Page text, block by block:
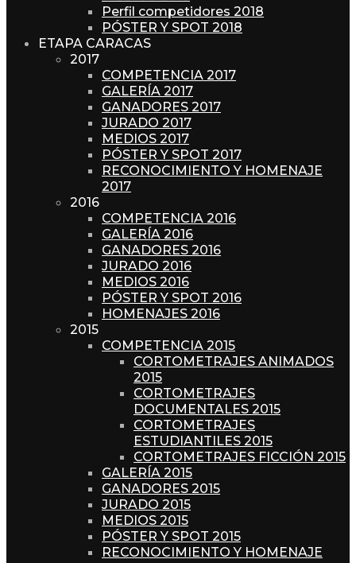
Perfil competidores 2018
PÓSTER Y SPOT 2018
ETAPA CARACAS
2017
COMPETENCIA 2017
GALERÍA 2017
GANADORES 2017
JURADO 2017
MEDIOS 2017
PÓSTER Y SPOT 2017
RECONOCIMIENTO Y HOMENAJE
2017
2016
COMPETENCIA 2016
GALERÍA 2016
GANADORES 2016
JURADO 2016
MEDIOS 2016
PÓSTER Y SPOT 2016
HOMENAJES 2016
2015
COMPETENCIA 2015
CORTOMETRAJES ANIMADOS
2015
CORTOMETRAJES
DOCUMENTALES 2015
CORTOMETRAJES
ESTUDIANTILES 2015
CORTOMETRAJES FICCIÓN 2015
GALERÍA 2015
GANADORES 2015
JURADO 2015
MEDIOS 2015
PÓSTER Y SPOT 2015
RECONOCIMIENTO Y HOMENAJE